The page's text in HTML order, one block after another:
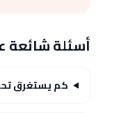
أسئلة شائعة
كم يستغرق